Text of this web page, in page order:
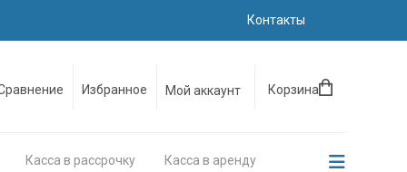
Контакты
Избранное Мой аккаунт Корзина
Касса в рассрочку Касса в аренду